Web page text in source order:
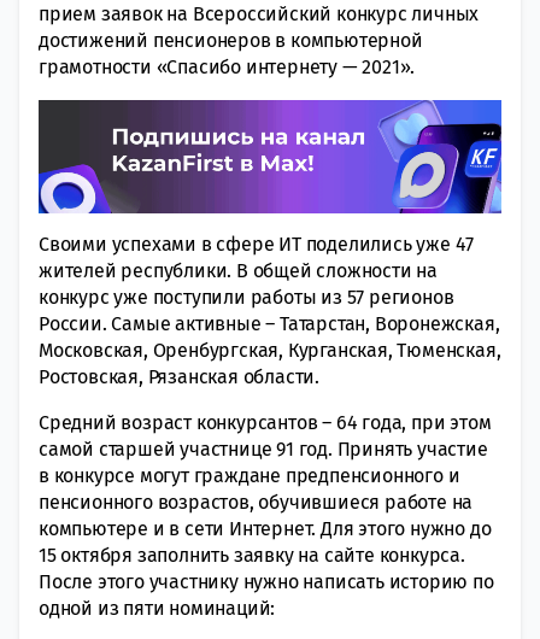
прием заявок на Всероссийский конкурс личных
достижений пенсионеров в компьютерной
грамотности «Спасибо интернету — 2021».
Своими успехами в сфере ИТ поделились уже 47
жителей республики. В общей сложности на
конкурс уже поступили работы из 57 регионов
России. Самые активные – Татарстан, Воронежская,
Московская, Оренбургская, Курганская, Тюменская,
Ростовская, Рязанская области.
Средний возраст конкурсантов – 64 года, при этом
самой старшей участнице 91 год. Принять участие
в конкурсе могут граждане предпенсионного и
пенсионного возрастов, обучившиеся работе на
компьютере и в сети Интернет. Для этого нужно до
15 октября заполнить заявку на сайте конкурса.
После этого участнику нужно написать историю по
одной из пяти номинаций: